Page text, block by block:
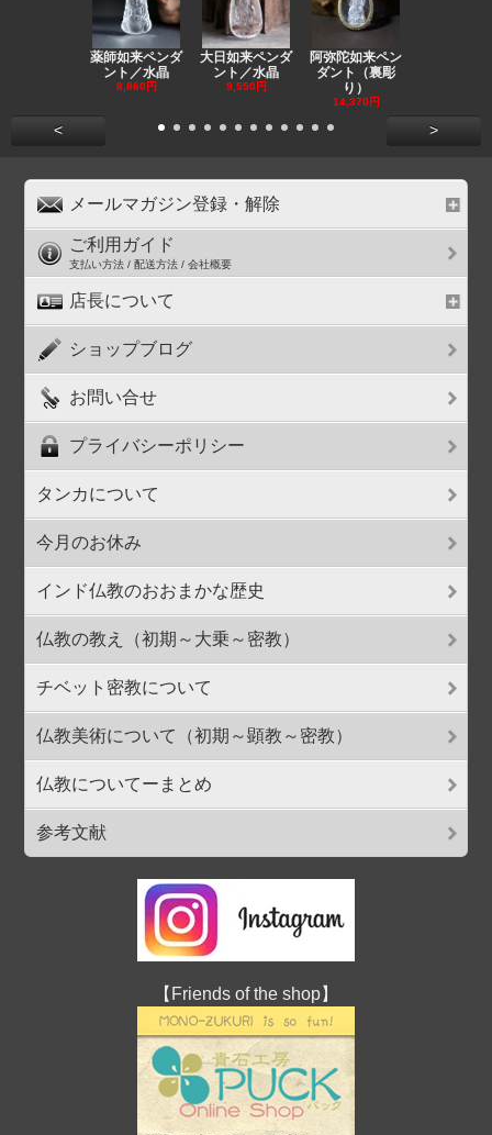
薬師如来ペンダ
ント／水晶
8,860円
大日如来ペンダ
ント／水晶
9,550円
阿弥陀如来ペン
ダント（裏彫
り）
14,370円
< >
メールマガジン登録・解除
ご利用ガイド
支払い方法 / 配送方法 / 会社概要
店長について
ショップブログ
お問い合せ
プライバシーポリシー
タンカについて
今月のお休み
インド仏教のおおまかな歴史
仏教の教え（初期～大乗～密教）
チベット密教について
仏教美術について（初期～顕教～密教）
仏教についてーまとめ
参考文献
【Friends of the shop】